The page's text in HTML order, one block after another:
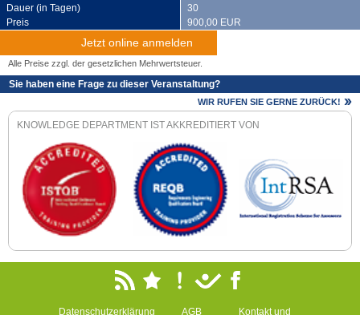
Dauer (in Tagen)
30
Preis
900,00 EUR
Jetzt online anmelden
Alle Preise zzgl. der gesetzlichen Mehrwertsteuer.
Sie haben eine Frage zu dieser Veranstaltung?
WIR RUFEN SIE GERNE ZURÜCK!
KNOWLEDGE DEPARTMENT IST AKKREDITIERT VON
Datenschutzerklärung AGB Kontakt und